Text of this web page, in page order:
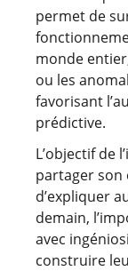
permet de
monde
ou les
favorisant
prédictive.
L’objectif de
partager son
d’expliquer
demain,
avec
construire